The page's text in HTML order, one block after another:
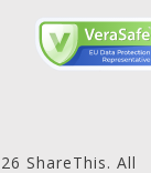
ShareThis. All